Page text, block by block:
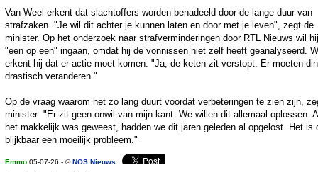
Van Weel erkent dat slachtoffers worden benadeeld door de lange duur van
strafzaken. "Je wil dit achter je kunnen laten en door met je leven", zegt de
minister. Op het onderzoek naar strafverminderingen door RTL Nieuws wil
"een op een" ingaan, omdat hij de vonnissen niet zelf heeft geanalyseerd.
erkent hij dat er actie moet komen: "Ja, de keten zit verstopt. Er moeten
drastisch veranderen."
Op de vraag waarom het zo lang duurt voordat verbeteringen te zien zijn,
minister: "Er zit geen onwil van mijn kant. We willen dit allemaal oplossen.
het makkelijk was geweest, hadden we dit jaren geleden al opgelost. Het is
blijkbaar een moeilijk probleem."
Emmo 05-07-26 - ©NOS Nieuws